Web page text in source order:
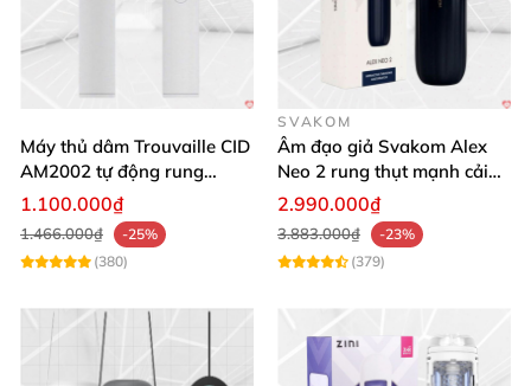
Máy thủ dâm Trouvaille CID
AM2002 tự động rung
mạnh sạc USB
1.100.000₫
1.466.000₫
-25%
(380)
SVAKOM
Âm đạo giả Svakom Alex
Neo 2 rung thụt mạnh cải
tiến tiện lợi
2.990.000₫
3.883.000₫
-23%
(379)